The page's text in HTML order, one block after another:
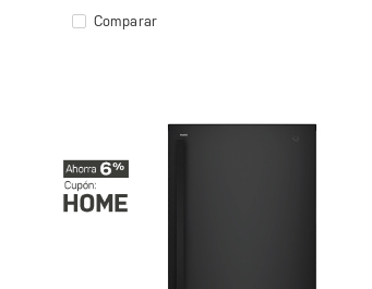
Comparar